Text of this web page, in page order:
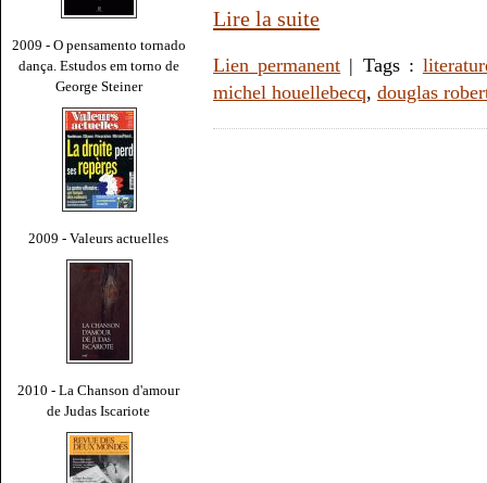
2009 - O pensamento tornado
dança. Estudos em torno de
George Steiner
2009 - Valeurs actuelles
2010 - La Chanson d'amour
de Judas Iscariote
Lire la suite
Lien permanent | Tags :
michel houellebecq, douglas